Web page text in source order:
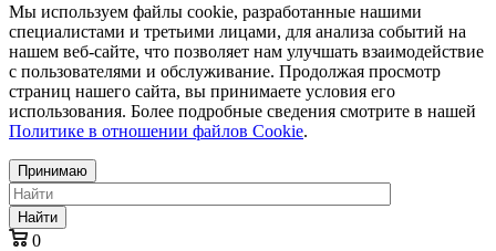
Мы используем файлы cookie, разработанные нашими
специалистами и третьими лицами, для анализа событий на
нашем веб-сайте, что позволяет нам улучшать взаимодействие
с пользователями и обслуживание. Продолжая просмотр
страниц нашего сайта, вы принимаете условия его
использования. Более подробные сведения смотрите в нашей
Политике в отношении файлов Cookie.
Принимаю
Найти
0